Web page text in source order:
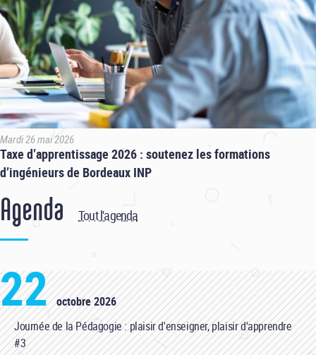
Mardi 26 mai 2026
Taxe d’apprentissage 2026 : soutenez les formations
d’ingénieurs de Bordeaux INP
Agenda Tout l'agenda
22 octobre 2026
Journée de la Pédagogie : plaisir d'enseigner, plaisir d'apprendre
#3